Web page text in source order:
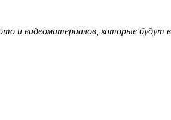
и видеоматериалов, которые